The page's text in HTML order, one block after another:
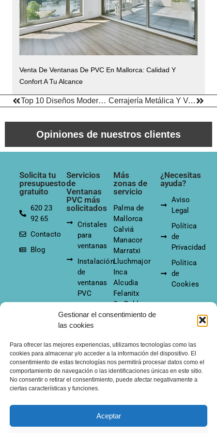
Gestionar el consentimiento de
las cookies
Para ofrecer las mejores experiencias, utilizamos tecnologías como las
cookies para almacenar y/o acceder a la información del dispositivo. El
consentimiento de estas tecnologías nos permitirá procesar datos como el
comportamiento de navegación o las identificaciones únicas en este sitio.
No consentir o retirar el consentimiento, puede afectar negativamente a
ciertas características y funciones.
Aceptar
Venta De Ventanas De PVC En Mallorca: Calidad Y
Confort A Tu Alcance
Top 10 Diseños Modernos De Ventanas PVC En Mallorca: Tendencias Y Estilos 2024 Cerrajería Metálica Y Ventanas De PVC: Soluciones Duraderas Para Tu Hogar
Opiniones de nuestros clientes
Solicita tu
presupuesto
gratuito
620 23
92 65
Contacto
Blog
Servicios
de
Ventanas
PVC más
solicitados
Cristales
para
ventanas
Instalación
de
ventanas
PVC
aperturas
de
ventanas
Mantenimiento
ventanas PVC
Cortizo
Más
zonas de
servicio
Palma de
Mallorca
Calviá
Manacor
Marratxi
Lluchmajor
Inca
Alcudia
Felanitx
Sa Pobla
Pollensa
¿Necesitas
ayuda?
Aviso
Legal
Política
de
Privacidad
Política
de
Cookies
© 2026Ventanas PVC Mallorca- Todos los derechos
reservados